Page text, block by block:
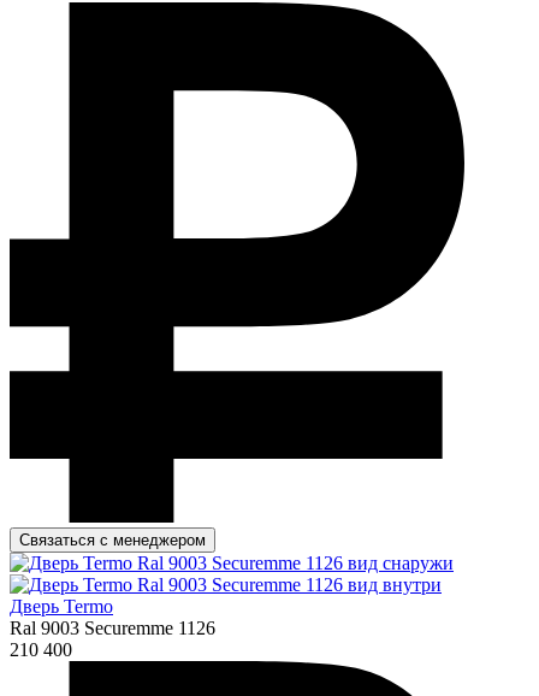
Связаться с менеджером
Дверь Termo
Ral 9003 Securemme 1126
210 400